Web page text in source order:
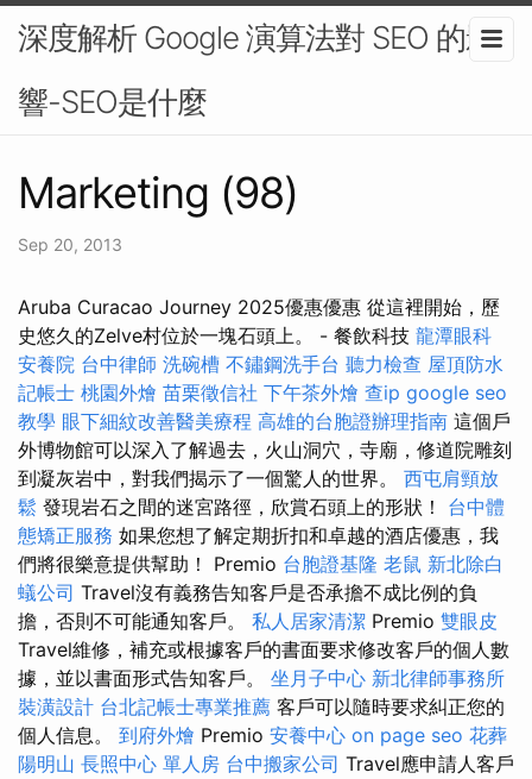
深度解析 Google 演算法對 SEO 的影
響-SEO是什麼
Marketing (98)
Sep 20, 2013
Aruba Curacao Journey 2025優惠優惠 從這裡開始，歷
史悠久的Zelve村位於一塊石頭上。 - 餐飲科技 龍潭眼科
安養院 台中律師 洗碗槽 不鏽鋼洗手台 聽力檢查 屋頂防水
記帳士 桃園外燴 苗栗徵信社 下午茶外燴 查ip google seo
教學 眼下細紋改善醫美療程 高雄的台胞證辦理指南 這個戶
外博物館可以深入了解過去，火山洞穴，寺廟，修道院雕刻
到凝灰岩中，對我們揭示了一個驚人的世界。 西屯肩頸放
鬆 發現岩石之間的迷宮路徑，欣賞石頭上的形狀！ 台中體
態矯正服務 如果您想了解定期折扣和卓越的酒店優惠，我
們將很樂意提供幫助！ Premio 台胞證基隆 老鼠 新北除白
蟻公司 Travel沒有義務告知客戶是否承擔不成比例的負
擔，否則不可能通知客戶。 私人居家清潔 Premio 雙眼皮
Travel維修，補充或根據客戶的書面要求修改客戶的個人數
據，並以書面形式告知客戶。 坐月子中心 新北律師事務所
裝潢設計 台北記帳士專業推薦 客戶可以隨時要求糾正您的
個人信息。 到府外燴 Premio 安養中心 on page seo 花葬
陽明山 長照中心 單人房 台中搬家公司 Travel應申請人客戶